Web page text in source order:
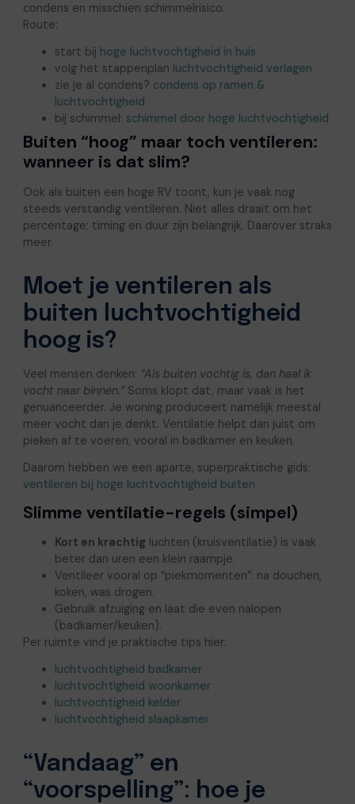
condens en misschien schimmelrisico.
Route:
start bij hoge luchtvochtigheid in huis
volg het stappenplan luchtvochtigheid verlagen
zie je al condens? condens op ramen &
luchtvochtigheid
bij schimmel: schimmel door hoge luchtvochtigheid
Buiten “hoog” maar toch ventileren:
wanneer is dat slim?
Ook als buiten een hoge RV toont, kun je vaak nog
steeds verstandig ventileren. Niet alles draait om het
percentage; timing en duur zijn belangrijk. Daarover straks
meer.
Moet je ventileren als
buiten luchtvochtigheid
hoog is?
Veel mensen denken: “Als buiten vochtig is, dan haal ik
vocht naar binnen.”Soms klopt dat, maar vaak is het
genuanceerder. Je woning produceert namelijk meestal
meer vocht dan je denkt. Ventilatie helpt dan juist om
pieken af te voeren, vooral in badkamer en keuken.
Daarom hebben we een aparte, superpraktische gids:
ventileren bij hoge luchtvochtigheid buiten
Slimme ventilatie-regels (simpel)
Kort en krachtig luchten (kruisventilatie) is vaak
beter dan uren een klein raampje.
Ventileer vooral op “piekmomenten”: na douchen,
koken, was drogen.
Gebruik afzuiging en laat die even nalopen
(badkamer/keuken).
Per ruimte vind je praktische tips hier:
luchtvochtigheid badkamer
luchtvochtigheid woonkamer
luchtvochtigheid kelder
luchtvochtigheid slaapkamer
“Vandaag” en
“voorspelling”: hoe je